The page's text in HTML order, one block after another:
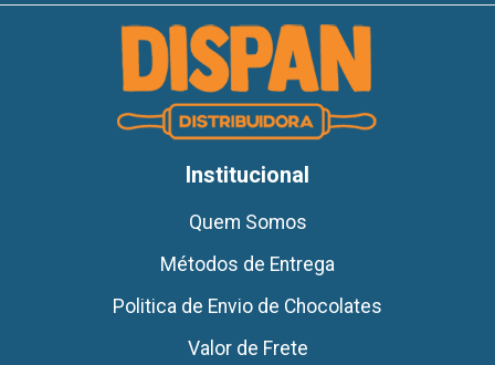
Institucional
Quem Somos
Métodos de Entrega
Politica de Envio de Chocolates
Valor de Frete